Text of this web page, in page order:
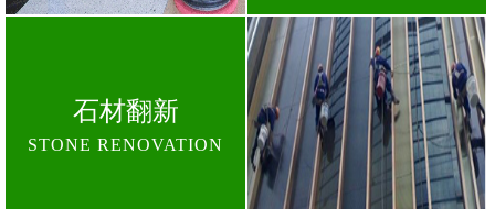
石材翻新
STONE RENOVATION